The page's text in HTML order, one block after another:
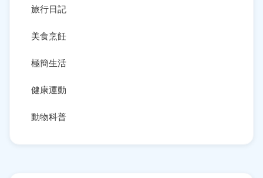
旅行日記
美食烹飪
極簡生活
健康運動
動物科普